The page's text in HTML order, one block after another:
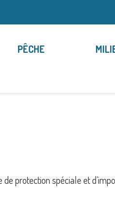
PÊCHE
protection spéciale et